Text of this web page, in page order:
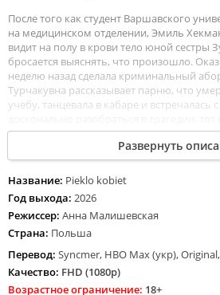
После того как студент Варшавского
на медицинском отделении, Эмиль
видит на полу в крови тело юной сестры
бросается выяснять, что произошло.
неделю назад сделала криминальный
Турчакувна рассказывает парню, что
учебу, танцевала в кабаре и
владельцев популярного журнала
Максимиллиана Врублевских. Мужчина
отказывается от общения, а его жена
горем юноше разобраться в ситуации.
угрожающие сообщения. Не уверенная,
супруга, она понимает, что должна
Развернуть
Название: Pieklo kobiet
Год выхода: 2026
Режиссер: Анна Малишевская
Страна: Польша
Перевод: Syncmer, HBO Max (укр),
Качество: FHD (1080p)
Возрастное ограничение: 18+